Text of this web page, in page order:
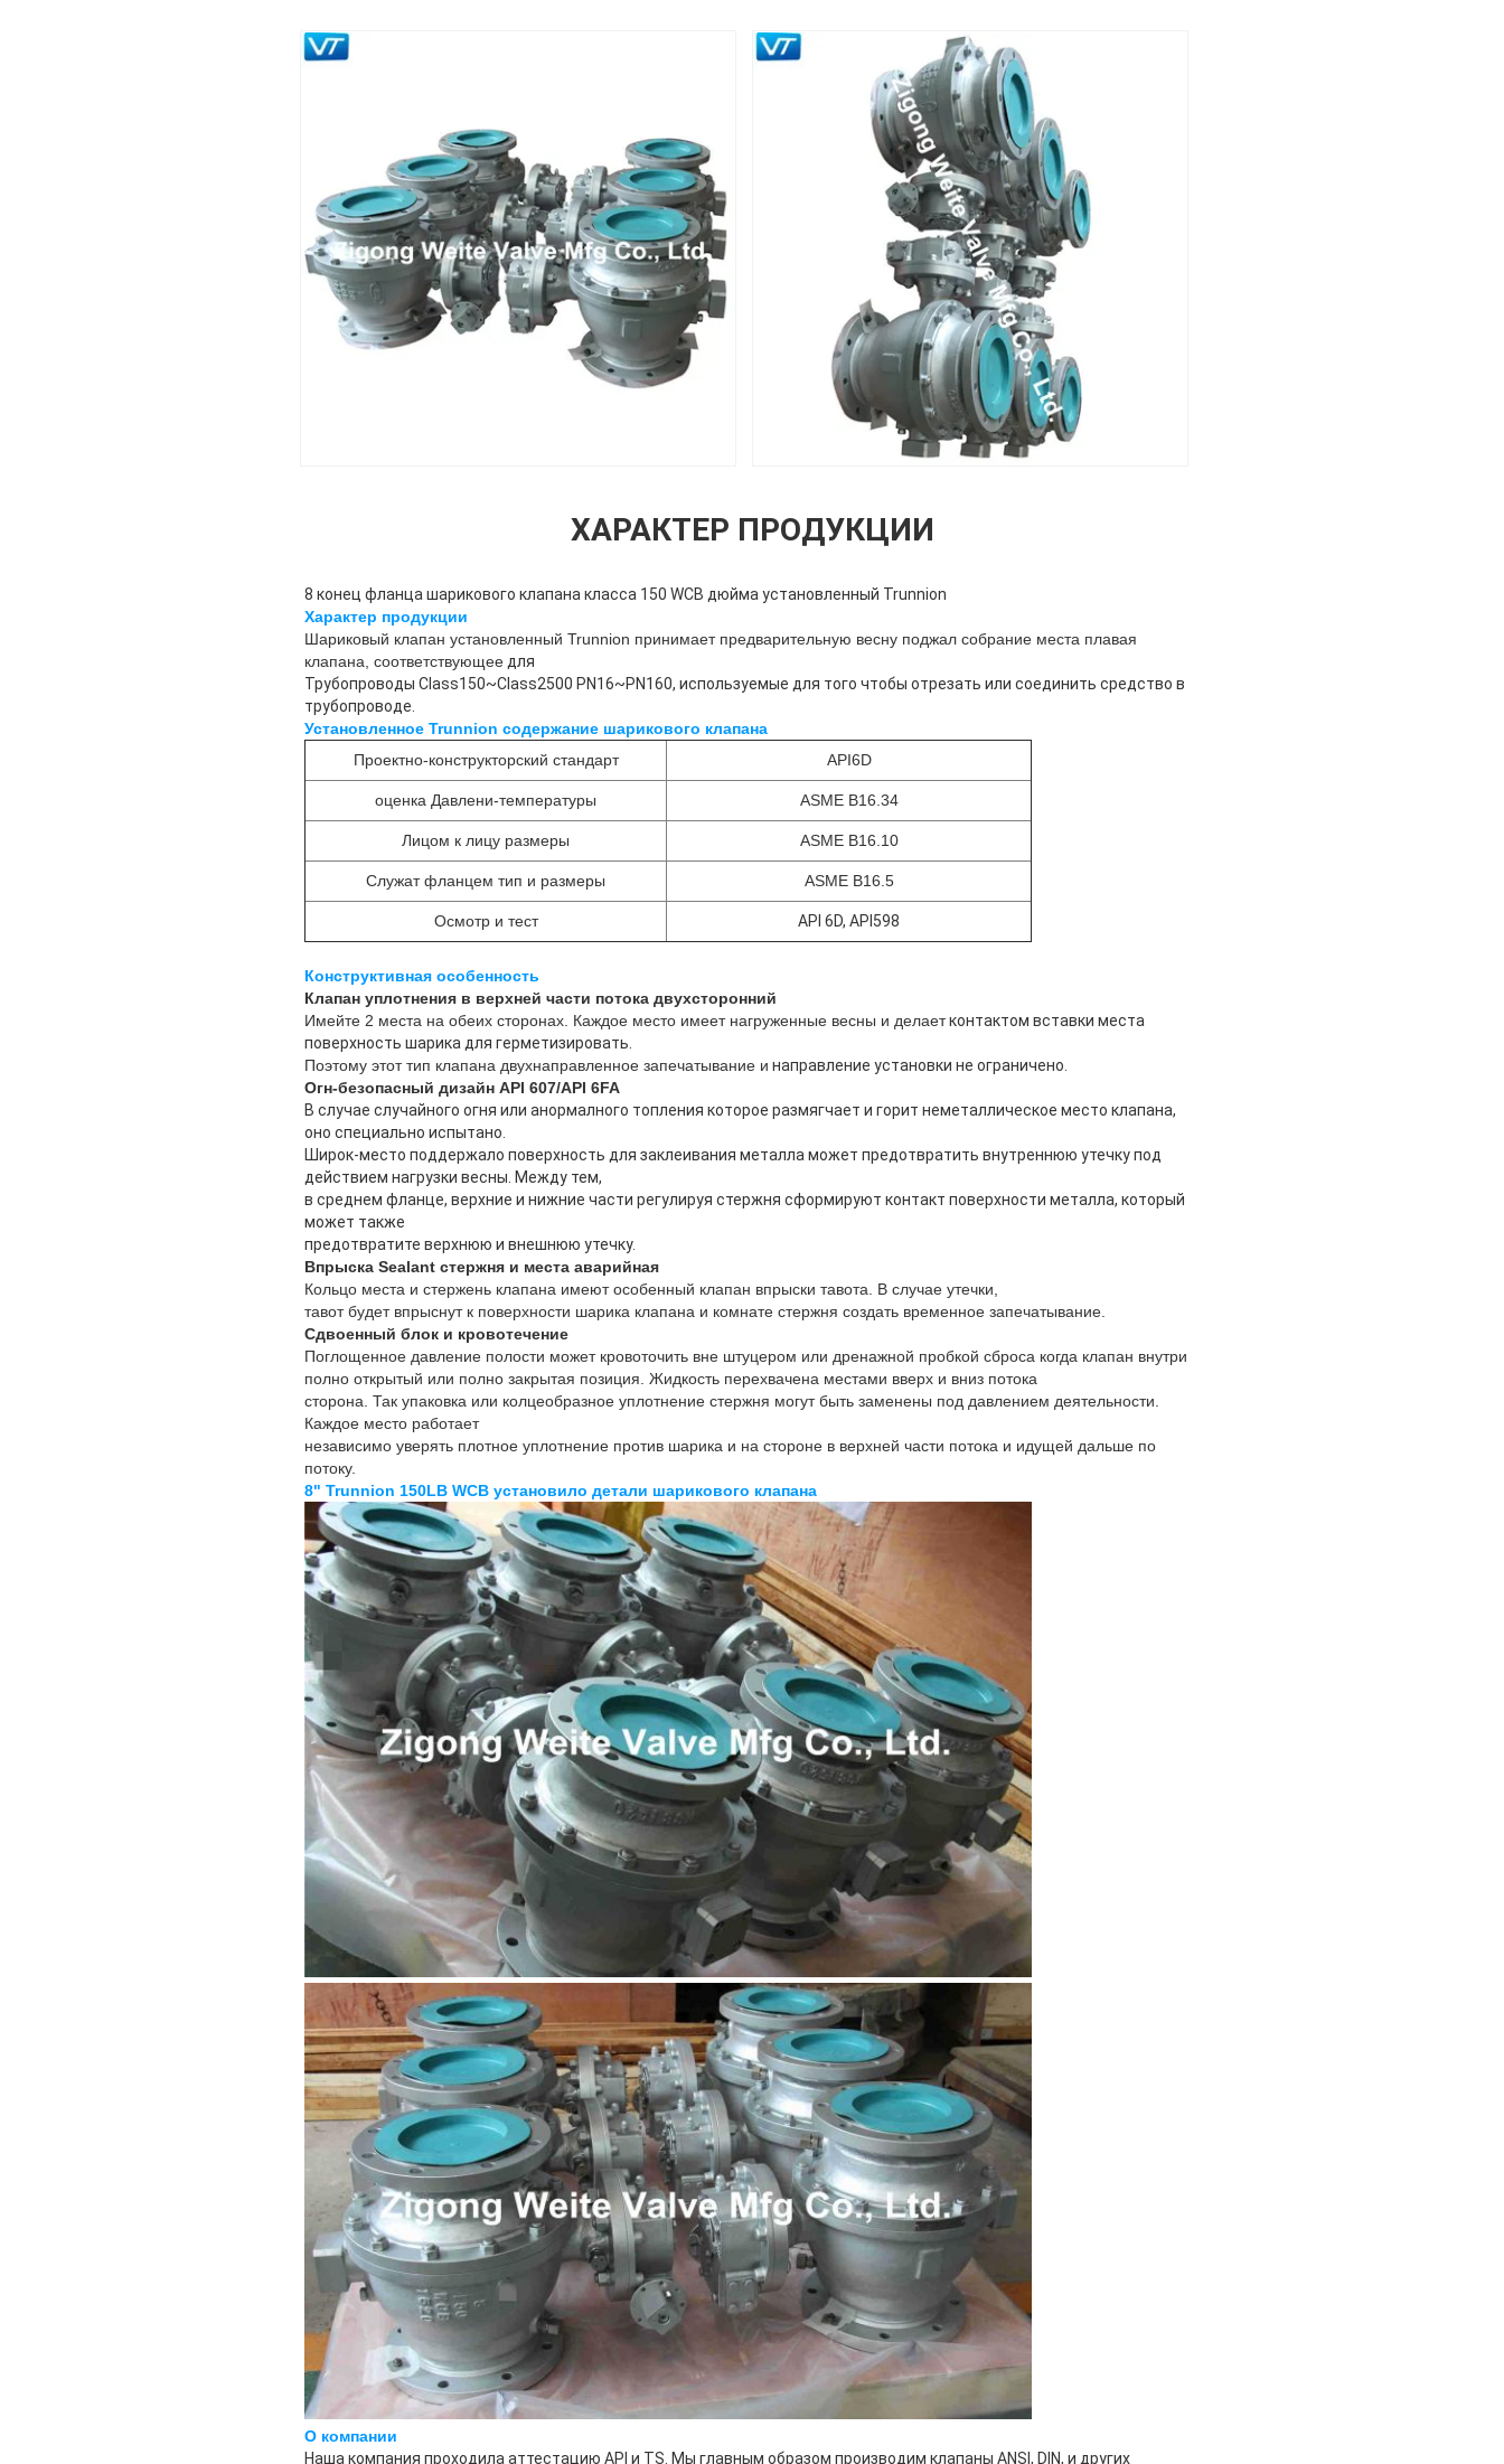
Оставьте сообщение Мы скоро тебе перезвоним!
ХАРАКТЕР ПРОДУКЦИИ
8 конец фланца шарикового клапана класса 150 WCB дюйма установленный Trunnion
Характер продукции
Шариковый клапан установленный Trunnion принимает предварительную весну поджал собрание места плавая
клапана, соответствующее для
Трубопроводы Class150~Class2500 PN16~PN160, используемые для того чтобы отрезать или соединить средство в
трубопроводе.
Установленное Trunnion содержание шарикового клапана
Проектно-конструкторский стандарт
API6D
оценка Давлени-температуры ASME B16.34
Лицом к лицу размеры ASME B16.10
Служат фланцем тип и размеры ASME B16.5
Осмотр и тест API 6D, API598
Конструктивная особенность
Клапан уплотнения в верхней части потока двухсторонний
Имейте 2 места на обеих сторонах. Каждое место имеет нагруженные весны и делаетконтактом вставки места
поверхность шарика для герметизировать.
Поэтому этот тип клапана двухнаправленное запечатывание и направление установки не ограничено.
Огн-безопасный дизайн API 607/API 6FA
В случае случайного огня или анормалного топления которое размягчает и горит неметаллическое место клапана,
оно специально испытано.
Широк-место поддержало поверхность для заклеивания металла может предотвратить внутреннюю утечку под
действием нагрузки весны. Между тем,
в среднем фланце, верхние и нижние части регулируя стержня сформируют контакт поверхности металла, который
может также
предотвратите верхнюю и внешнюю утечку.
Впрыска Sealant стержня и места аварийная
Кольцо места и стержень клапана имеют особенный клапан впрыски тавота. В случае утечки,
тавот будет впрыснут к поверхности шарика клапана и комнате стержня создать временное запечатывание.
Сдвоенный блок и кровотечение
Поглощенное давление полости может кровоточить вне штуцером или дренажной пробкой сброса когда клапан внутри
полно открытый или полно закрытая позиция. Жидкость перехвачена местами вверх и вниз потока
сторона. Так упаковка или колцеобразное уплотнение стержня могут быть заменены под давлением деятельности.
Каждое место работает
независимо уверять плотное уплотнение против шарика и на стороне в верхней части потока и идущей дальше по
потоку.
8" Trunnion 150LB WCB установило детали шарикового клапана
О компании
Наша компания проходила аттестацию API и TS. Мы главным образом производим клапаны ANSI, DIN, и других